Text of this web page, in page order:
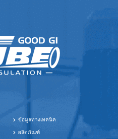
ข้อมูลทางเทคนิค
ผลิตภัณฑ์